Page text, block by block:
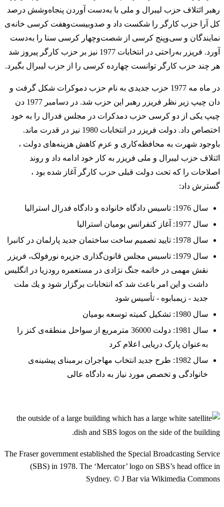
رهبر ائتلاف حزب لیبرال و ملی با به‌دست آوردن پنجاه‌وشش درصد
کل آرا حزب کارگر را شکست داد و صدوبیست‌وهفت کرسی خانه‌ی
نمایندگان و سی‌وپنج کرسی از شصت‌وچهار کرسی سنا را به‌دست
آورد. فریزر به‌راحتی در انتخابات 1977 نیز بر حزب کارگر پیروز شد
هر چند حزب کارگر توانست چهارده کرسی را از حزب لیبرال بگیرد.
در ماه مه 1977 حزب جدیدی به نام حزب دموکرات شکل گرفت و
دان چیپ زیر نظر فریزر رهبر این حزب شد. در دسامبر 1977 دن
چیپ یکی از دو کرسی حزب دمدکرات در مجلس فدرال را به خود
اختصاص داد. دولت فریزر در انتخابات 1980 نیز در قدرت ماند.
باوجود شهرت به محافظه‌کاری و عزم کاهش هزینه‌های دولت ،
ائتلاف حزب لیبرال و ملی فریزر به کار خود ادامه داد و روند
اصلاحات را که تحت دولت قبلی حزب کارگر آغاز شده بود ،
گسترش داد:
سال 1976: تاسیس دادگاه خانواده و دادگاه فدرال استرالیا
سال 1977: آغاز کنفرانس بومیان استرالیا
سال 1978: تایید تصمیم ساخت ساختمان جدید پارلمان در کانبرا
سال 1979: تاسیس مجلس قانون‌گذاری جزیره نورفولک، فریزر
نقش مهمی در خاتمه جنگ نژادی در مستعمره رودزیا در انگلیس
داشت و این امر باعث شد كه انتخابات برگزار شود و یك ملت
جدید - زیمبابوه - تأسیس شود
سال 1980: تشکیل کمیته توسعه بومیان
سال 1981: دولت 36000 مترمربع از سواحل منطقه‌ی کنز را
به‌عنوان پارک دریایی اعلام کرد
سال 1982: طرح جدید انتخاب مهاجران برمبنای پیشینه‌ی
خانوادگی و تخصص مورد نیاز به دادگاه عالی
The Fraser government established the Special Broadcasting Service
(SBS) in 1978. The ‘Mercator’ logo on SBS’s head office in
Sydney. © J Bar via Wikimedia Commons